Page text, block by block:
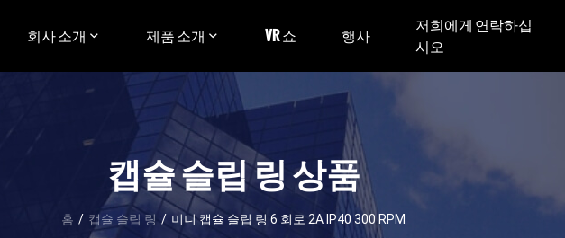
회사 소개 제품 소개 VR 쇼 행사
저희에게 연락하십
시오
캡슐 슬립 링 상품
홈 / 캡슐 슬립 링 / 미니 캡슐 슬립 링 6 회로 2A IP40 300 RPM